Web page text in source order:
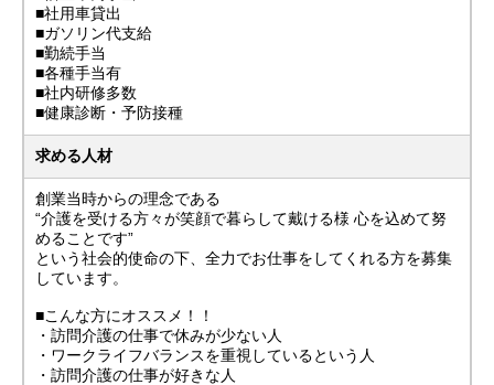
■社用車貸出
■ガソリン代支給
■勤続手当
■各種手当有
■社内研修多数
■健康診断・予防接種
求める人材
創業当時からの理念である
“介護を受ける方々が笑顔で暮らして戴ける様 心を込めて努
めることです”
という社会的使命の下、全力でお仕事をしてくれる方を募集
しています。
■こんな方にオススメ！！
・訪問介護の仕事で休みが少ない人
・ワークライフバランスを重視しているという人
・訪問介護の仕事が好きな人